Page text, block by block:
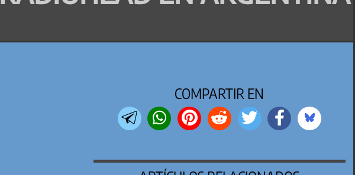
COMPARTIR EN